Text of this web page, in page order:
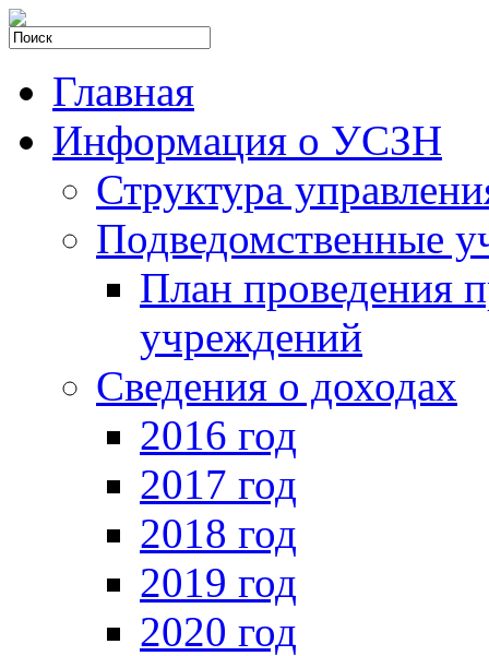
Главная
Информация о УСЗН
Структура
Подведомственные
План проведения
учреждений
Сведения о доходах
2016 год
2017 год
2018 год
2019 год
2020 год